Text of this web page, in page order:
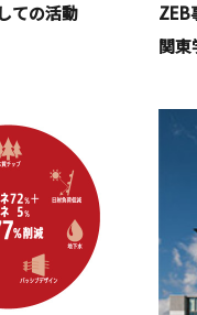
ての活動
ZEB
関東